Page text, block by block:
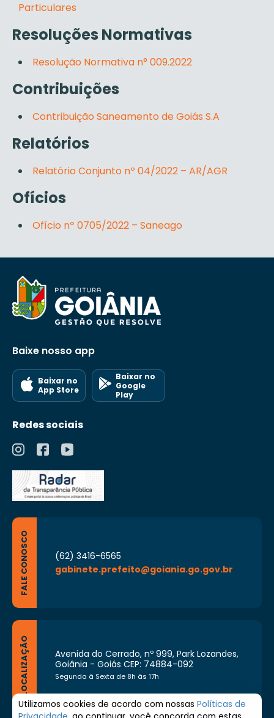
Particulares
Resoluções Normativas
Resolução Normativa n° 009.2022
Contribuições
Contribuição Saneamento de Goiás S.A
Relatórios
Relatório Conjunto nº 04/2022 – AR/AGR
Ofícios
Ofício nº 0705/2022 – Saneago
Baixe nosso app
Baixar no
App Store
Baixar no
Google
Play
Redes sociais
FALE CONOSCO
(62) 3416-6565
gabinete.prefeito@goiania.go.gov.br
LOCALIZAÇÃO
Avenida do Cerrado, nº 999, Park Lozandes,
Goiânia - Goiás CEP: 74884-092
Segunda à Sexta de 8h às 17h
Utilizamos cookies de acordo com nossas Políticas de